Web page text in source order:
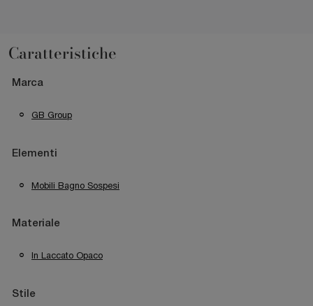
Caratteristiche
Marca
GB Group
Elementi
Mobili Bagno Sospesi
Materiale
In Laccato Opaco
Stile